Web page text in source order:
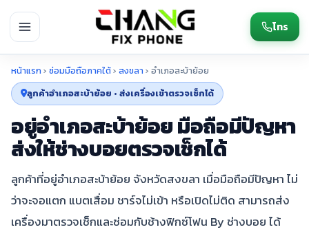
โทร
หน้าแรก › ซ่อมมือถือภาคใต้› สงขลา › อำเภอสะบ้าย้อย
ลูกค้าอำเภอสะบ้าย้อย • ส่งเครื่องเข้าตรวจเช็กได้
อยู่อำเภอสะบ้าย้อย มือถือมีปัญหา
ส่งให้ช่างบอยตรวจเช็กได้
ลูกค้าที่อยู่อำเภอสะบ้าย้อย จังหวัดสงขลา เมื่อมือถือมีปัญหา ไม่
ว่าจะจอแตก แบตเสื่อม ชาร์จไม่เข้า หรือเปิดไม่ติด สามารถส่ง
เครื่องมาตรวจเช็กและซ่อมกับช้างฟิกซ์โฟน By ช่างบอย ได้